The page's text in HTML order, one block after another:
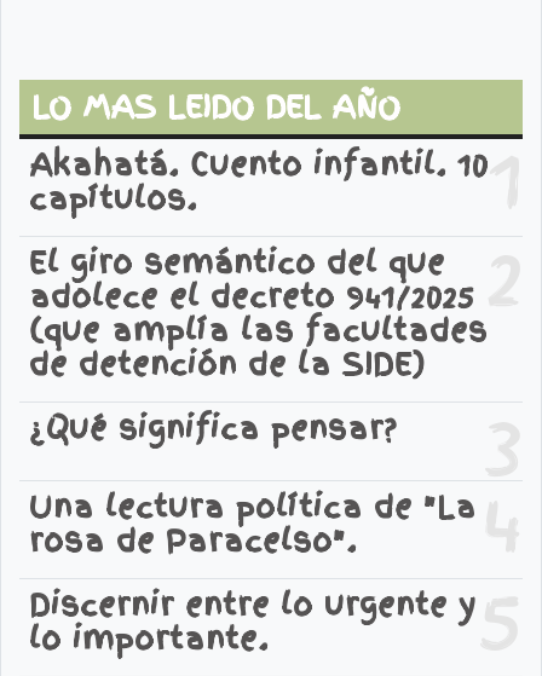
LO MAS LEIDO DEL AÑO
1
Akahatá. Cuento infantil. 10
capítulos.
2
El giro semántico del que
adolece el decreto 941/2025
(que amplía las facultades
de detención de la SIDE)
3
¿Qué significa pensar?
4
Una lectura política de "La
rosa de Paracelso".
5
Discernir entre lo urgente y
lo importante.